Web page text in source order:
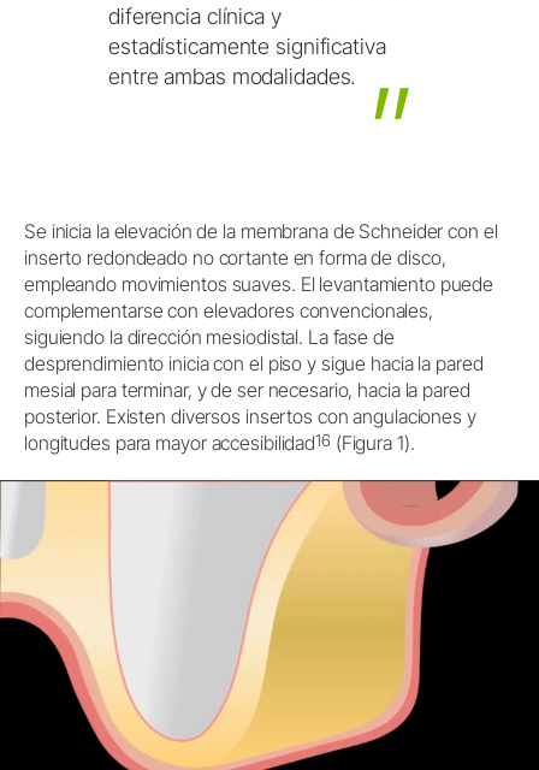
diferencia clínica y
estadísticamente significativa
entre ambas modalidades.
Se inicia la elevación de la membrana de Schneider con el
inserto redondeado no cortante en forma de disco,
empleando movimientos suaves. El levantamiento puede
complementarse con elevadores convencionales,
siguiendo la dirección mesiodistal. La fase de
desprendimiento inicia con el piso y sigue hacia la pared
mesial para terminar, y de ser necesario, hacia la pared
posterior. Existen diversos insertos con angulaciones y
longitudes para mayor accesibilidad16 (Figura 1).